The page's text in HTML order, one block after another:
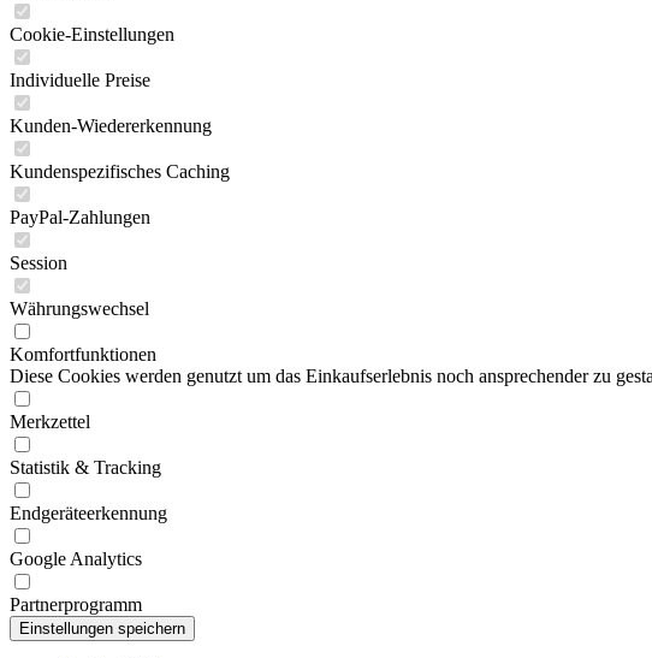
Cookie-Einstellungen
Individuelle Preise
Kunden-Wiedererkennung
Kundenspezifisches Caching
PayPal-Zahlungen
Session
Währungswechsel
Komfortfunktionen
Diese Cookies werden genutzt um das Einkaufserlebnis noch ansprechender zu
Merkzettel
Statistik & Tracking
Endgeräteerkennung
Google Analytics
Partnerprogramm